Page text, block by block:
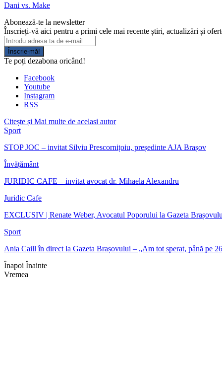
Dani vs. Make
Abonează-te la newsletter
Înscrieți-vă aici pentru a primi cele mai recente știri, actualizări și
Înscrie-mă!
Te poți dezabona oricând!
Facebook
Youtube
Instagram
RSS
Citește și Mai multe de acelasi autor
Sport
STOP JOC – invitat Silviu Prescornițoiu, președinte AJA Brașov
Învățământ
JURIDIC CAFE – invitat avocat dr. Mihaela Alexandru
Juridic Cafe
EXCLUSIV | Renate Weber, Avocatul Poporului la Gazeta
Sport
Ania Caill în direct la Gazeta Brașovului – „Am tot sperat, până pe
Înapoi Înainte
Vremea